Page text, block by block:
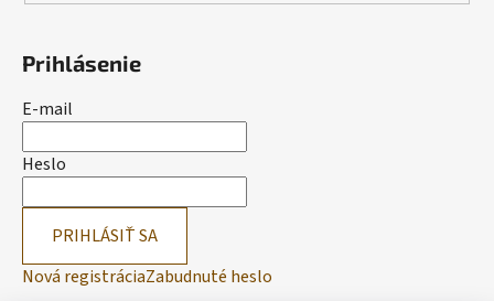
Prihlásenie
E-mail
Heslo
PRIHLÁSIŤ SA
Nová registráciaZabudnuté heslo